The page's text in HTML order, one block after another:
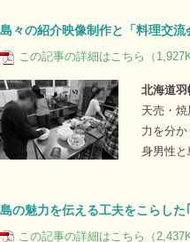
島々の紹介映像制作と「料理交流
この記事の詳細はこちら（
北海道
天売・
力を分
身男性
島の魅力を伝える工夫をこらした
この記事の詳細はこちら（